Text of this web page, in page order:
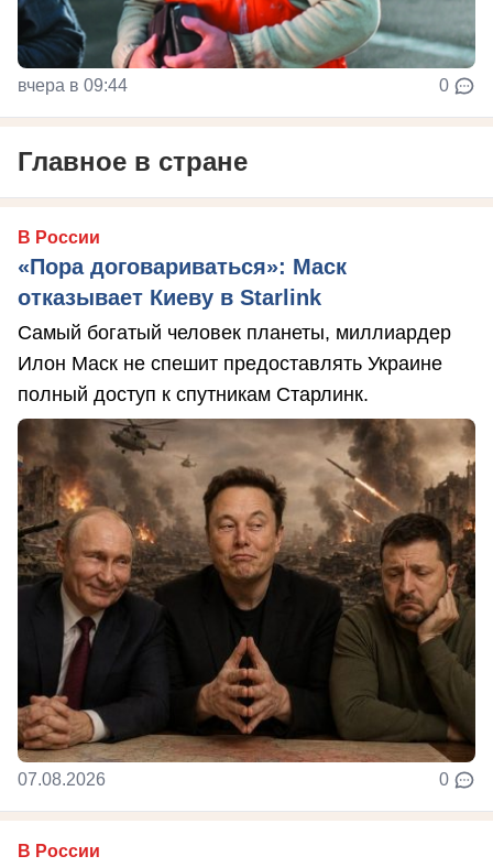
вчера в 09:44 0
Главное в стране
В России
«Пора договариваться»: Маск
отказывает Киеву в Starlink
Самый богатый человек планеты, миллиардер
Илон Маск не спешит предоставлять Украине
полный доступ к спутникам Старлинк.
07.08.2026 0
В России